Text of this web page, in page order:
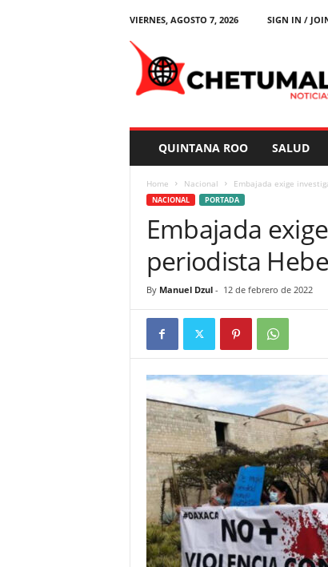
VIERNES, AGOSTO 7, 2026
SIGN IN /
QUINTANA ROO SALUD
Home Nacional Embajada exige
NACIONAL PORTADA
Embajada
periodista
By Manuel Dzul- 12 de febrero de 2022